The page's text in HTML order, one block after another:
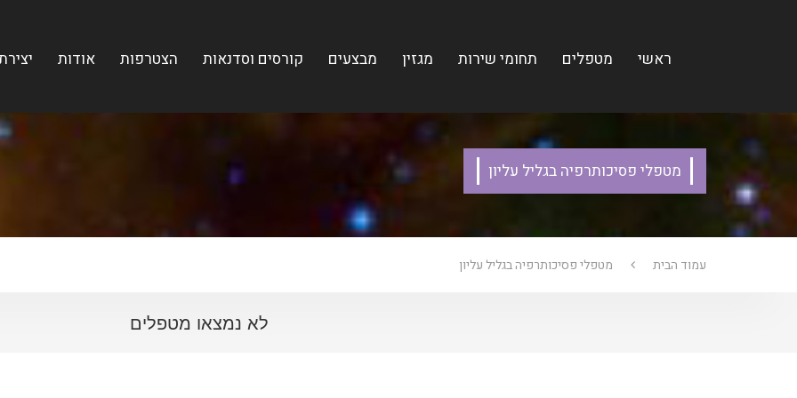
אודות הצטרפות קורסים וסדנאות מבצעים מגזין תחומי שירות מטפלים ראשי
מטפלי פסיכותרפיה בגליל עליון
עמוד הבית מטפלי פסיכותרפיה בגליל עליון
לא נמצאו מטפלים